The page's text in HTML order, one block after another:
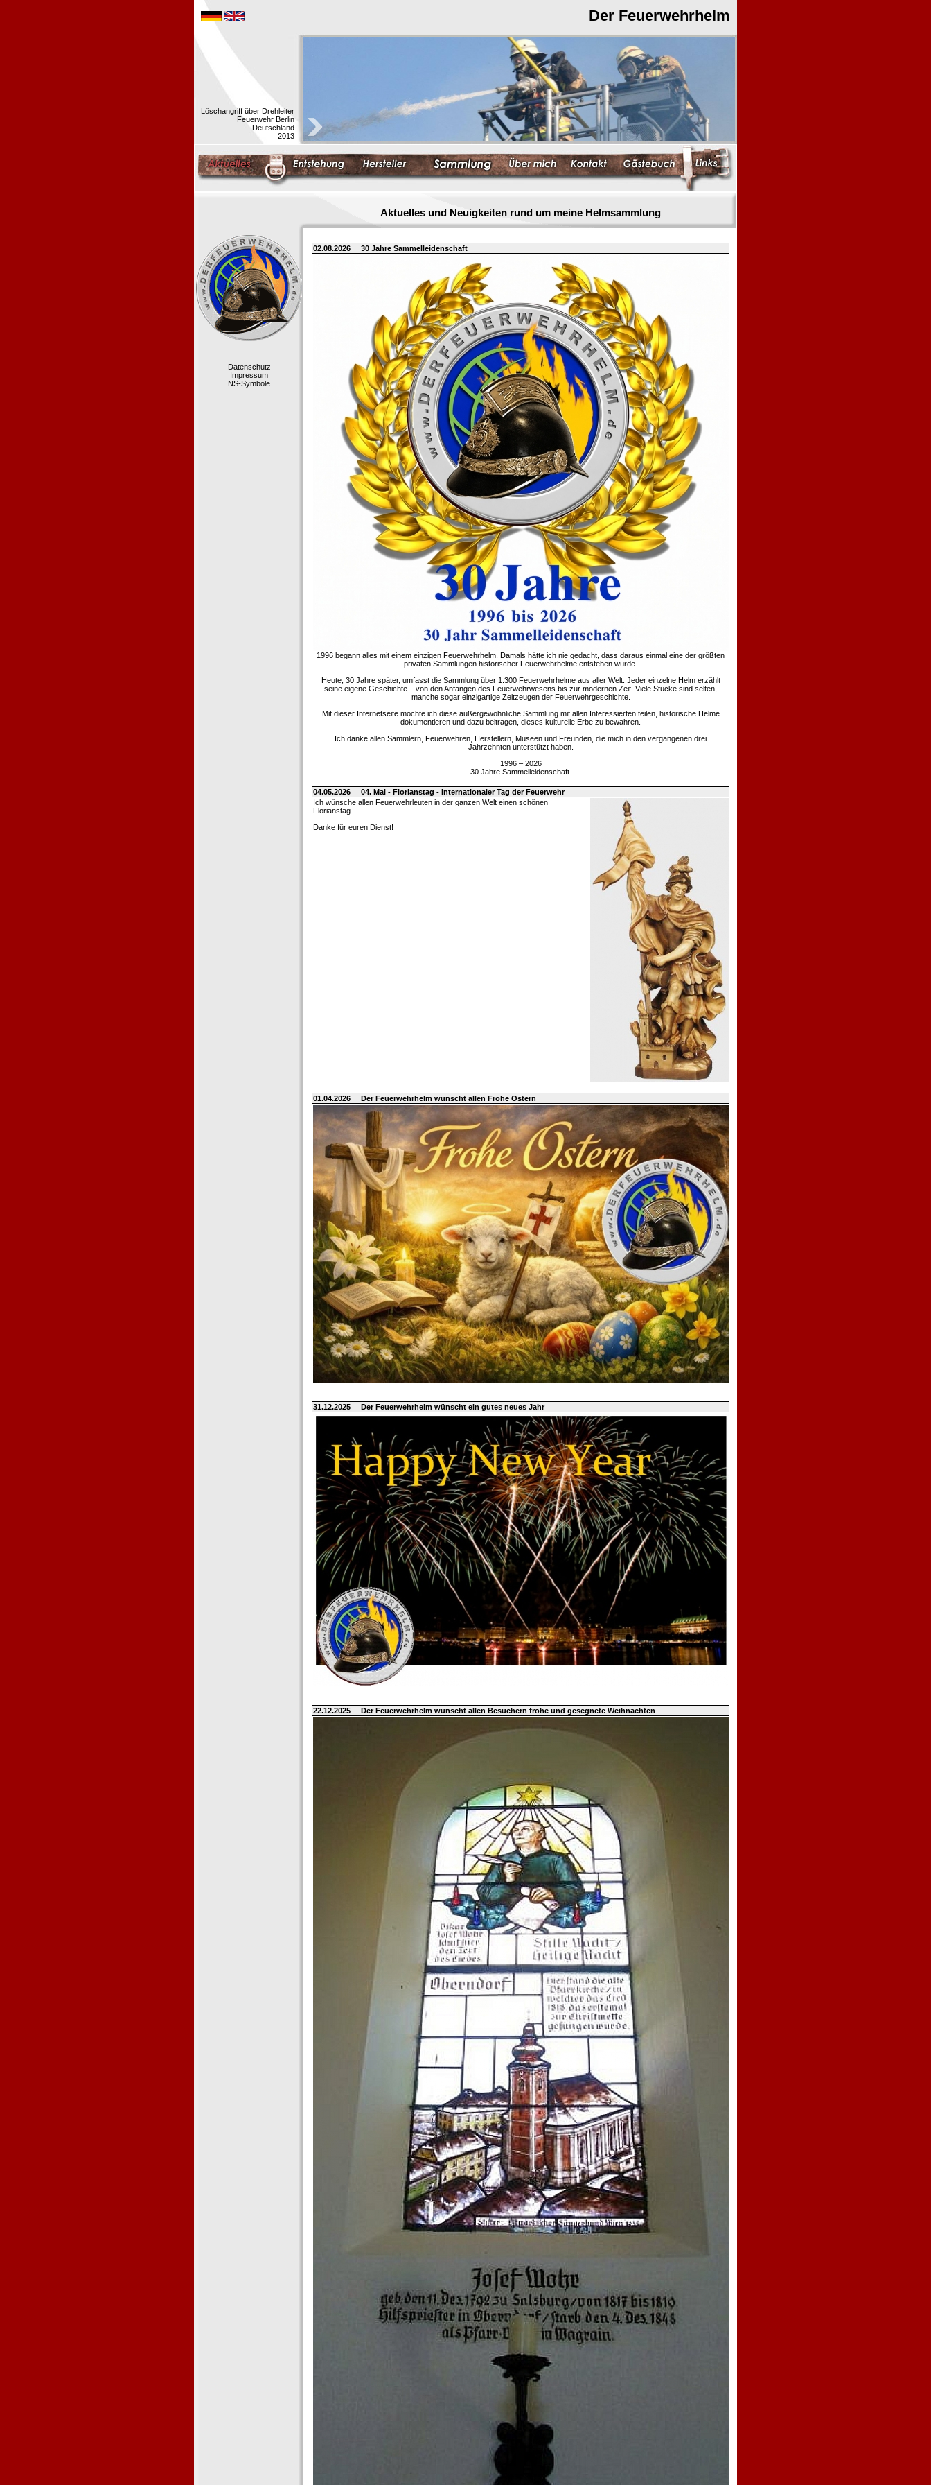
Der Feuerwehrhelm
Löschangriff über Drehleiter
Feuerwehr Berlin
Deutschland
2013
Aktuelles und Neuigkeiten rund um meine Helmsammlung
Datenschutz
Impressum
NS-Symbole
02.08.2026 30 Jahre Sammelleidenschaft
1996 begann alles mit einem einzigen Feuerwehrhelm. Damals hätte ich nie gedacht, dass daraus einmal eine der größten
privaten Sammlungen historischer Feuerwehrhelme entstehen würde.
Heute, 30 Jahre später, umfasst die Sammlung über 1.300 Feuerwehrhelme aus aller Welt. Jeder einzelne Helm erzählt
seine eigene Geschichte – von den Anfängen des Feuerwehrwesens bis zur modernen Zeit. Viele Stücke sind selten,
manche sogar einzigartige Zeitzeugen der Feuerwehrgeschichte.
Mit dieser Internetseite möchte ich diese außergewöhnliche Sammlung mit allen Interessierten teilen, historische Helme
dokumentieren und dazu beitragen, dieses kulturelle Erbe zu bewahren.
Ich danke allen Sammlern, Feuerwehren, Herstellern, Museen und Freunden, die mich in den vergangenen drei
Jahrzehnten unterstützt haben.
1996 – 2026
30 Jahre Sammelleidenschaft
04.05.2026
04. Mai - Florianstag - Internationaler Tag der Feuerwehr
Ich wünsche allen Feuerwehrleuten in der ganzen Welt einen schönen
Florianstag.
Danke für euren Dienst!
01.04.2026 Der Feuerwehrhelm wünscht allen Frohe Ostern
31.12.2025 Der Feuerwehrhelm wünscht ein gutes neues Jahr
22.12.2025 Der Feuerwehrhelm wünscht allen Besuchern frohe und gesegnete Weihnachten